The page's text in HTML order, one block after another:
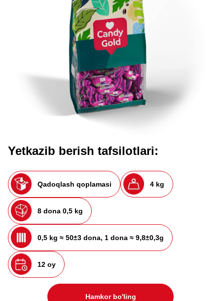
Yetkazib berish tafsilotlari:
Qadoqlash qoplamasi 4 kg
8 dona 0,5 kg
0,5 kg ≈ 50±3 dona, 1 dona ≈ 9,8±0,3g
12 oy
Hamkor bo'ling